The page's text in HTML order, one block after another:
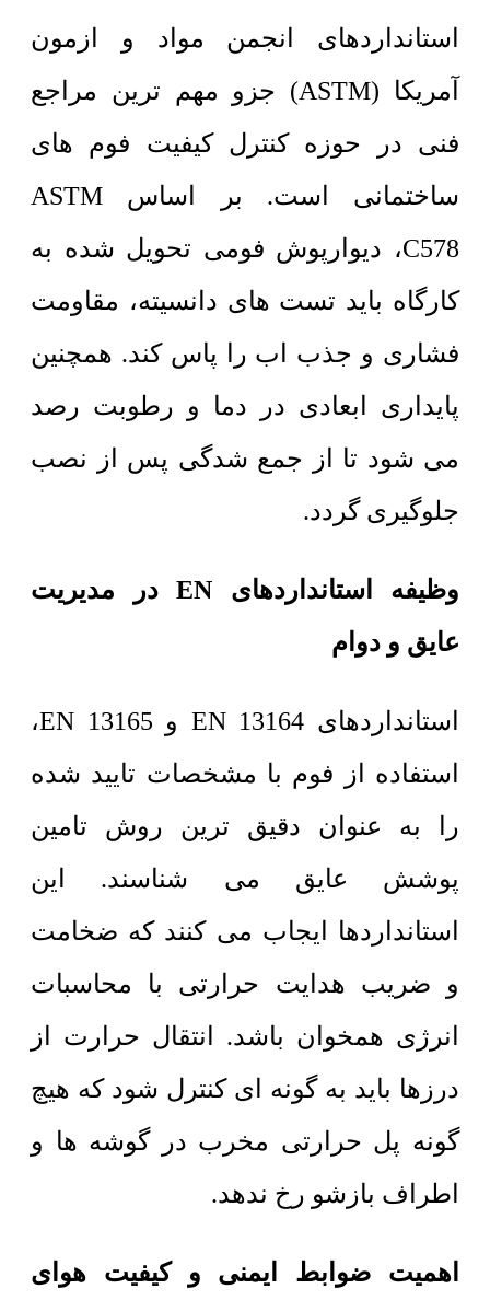
استانداردهای انجمن مواد و ازمون
آمریکا (ASTM) جزو مهم ترین مراجع
فنی در حوزه کنترل کیفیت فوم های
ساختمانی است. بر اساس ASTM
C578، دیوارپوش فومی تحویل شده به
کارگاه باید تست های دانسیته، مقاومت
فشاری و جذب اب را پاس کند. همچنین
پایداری ابعادی در دما و رطوبت رصد
می شود تا از جمع شدگی پس از نصب
جلوگیری گردد.
وظیفه استانداردهای EN در مدیریت
عایق و دوام
استانداردهای EN 13164 و EN 13165،
استفاده از فوم با مشخصات تایید شده
را به عنوان دقیق ترین روش تامین
پوشش عایق می شناسند. این
استانداردها ایجاب می کنند که ضخامت
و ضریب هدایت حرارتی با محاسبات
انرژی همخوان باشد. انتقال حرارت از
درزها باید به گونه ای کنترل شود که هیچ
گونه پل حرارتی مخرب در گوشه ها و
اطراف بازشو رخ ندهد.
اهمیت ضوابط ایمنی و کیفیت هوای